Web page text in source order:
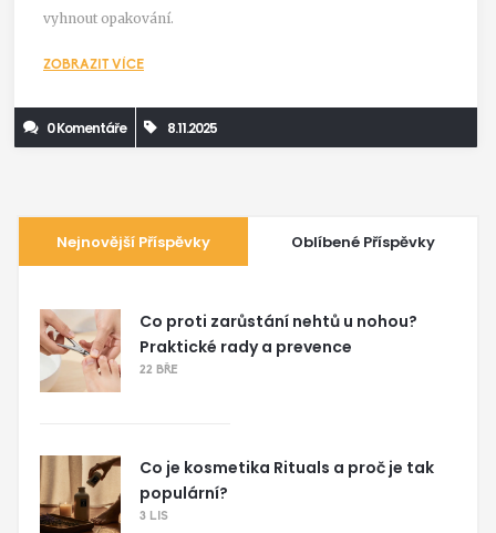
vyhnout opakování.
ZOBRAZIT VÍCE
0 Komentáře 8.11.2025
Nejnovější Příspěvky Oblíbené Příspěvky
Co proti zarůstání nehtů u nohou?
Praktické rady a prevence
22 BŘE
Co je kosmetika Rituals a proč je tak
populární?
3 LIS